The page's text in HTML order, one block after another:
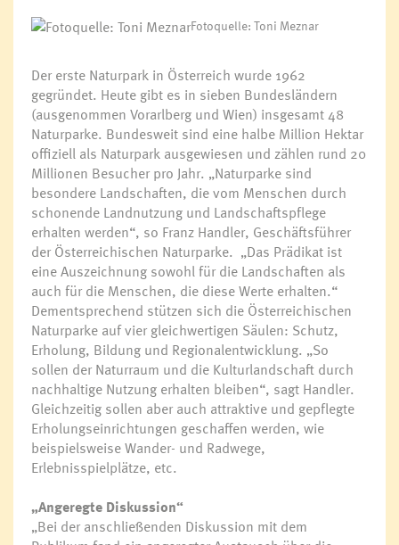
Fotoquelle: Toni Meznar
Der erste Naturpark in Österreich wurde 1962
gegründet. Heute gibt es in sieben Bundesländern
(ausgenommen Vorarlberg und Wien) insgesamt 48
Naturparke. Bundesweit sind eine halbe Million Hektar
offiziell als Naturpark ausgewiesen und zählen rund 20
Millionen Besucher pro Jahr. „Naturparke sind
besondere Landschaften, die vom Menschen durch
schonende Landnutzung und Landschaftspflege
erhalten werden“, so Franz Handler, Geschäftsführer
der Österreichischen Naturparke. „Das Prädikat ist
eine Auszeichnung sowohl für die Landschaften als
auch für die Menschen, die diese Werte erhalten.“
Dementsprechend stützen sich die Österreichischen
Naturparke auf vier gleichwertigen Säulen: Schutz,
Erholung, Bildung und Regionalentwicklung. „So
sollen der Naturraum und die Kulturlandschaft durch
nachhaltige Nutzung erhalten bleiben“, sagt Handler.
Gleichzeitig sollen aber auch attraktive und gepflegte
Erholungseinrichtungen geschaffen werden, wie
beispielsweise Wander- und Radwege,
Erlebnisspielplätze, etc.
„Angeregte Diskussion“
„Bei der anschließenden Diskussion mit dem